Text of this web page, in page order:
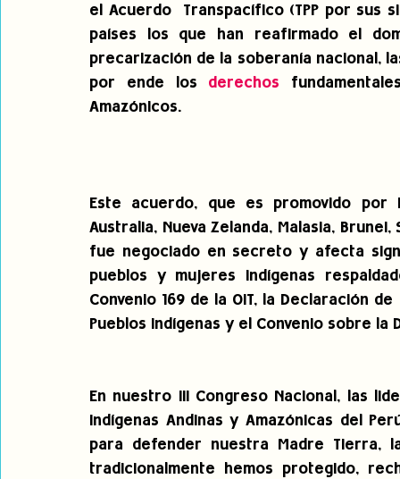
el Acuerdo  Transpacífico (TPP por sus
países los que han reafirmado el
precarización de la soberanía nacional,
por ende los derechos
Amazónicos.
Este acuerdo, que es promovido por
Australia, Nueva Zelanda, Malasia,
fue negociado en secreto y afecta
pueblos y mujeres indígenas
Convenio 169 de la OIT, la Declaración
Pueblos Indígenas y el Convenio sobre la
En nuestro III Congreso Nacional, las
Indígenas Andinas y Amazónicas del
para defender nuestra Madre Tierra,
tradicionalmente hemos protegido,